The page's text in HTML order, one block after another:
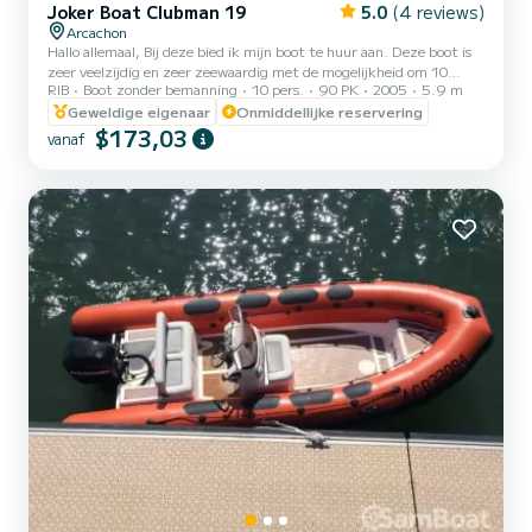
Joker Boat Clubman 19 5.0 (4 reviews)
Arcachon
Hallo allemaal, Bij deze bied ik mijn boot te huur aan. Deze boot is
zeer veelzijdig en zeer zeewaardig met de mogelijkheid om 10
personen aan boord te hebben. Hiermee kunt u het bassin
ontdekken. U kunt vooraf picknicken of uitgebreid zonnebaden. De
luifel biedt u eventueel wat schaduw aan de achterkant van de
boot. Dankzij de motor van 90 pk en de hydraulische besturing
skiën, wakeboarden en zelfs gesleepte tubing, terwijl ze een ze...
RIB Boot zonder bemanning 10 pers. 90 PK 2005
5.9 m
Geweldige eigenaar
Onmiddellijke reservering
vanaf $173,03